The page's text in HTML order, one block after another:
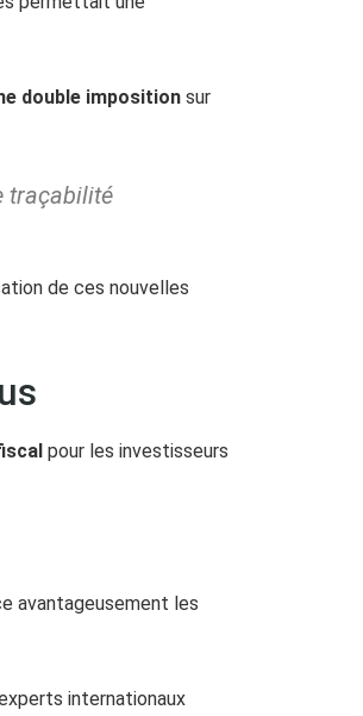
double imposition sur
traçabilité
de ces nouvelles
pour les investisseurs
avantageusement les
internationaux